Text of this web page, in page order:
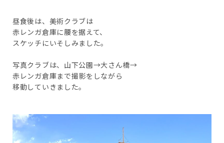
昼食後は、美術クラブは
赤レンガ倉庫に腰を据えて、
スケッチにいそしみました。
写真クラブは、山下公園→大さん橋→
赤レンガ倉庫まで撮影をしながら
移動していきました。